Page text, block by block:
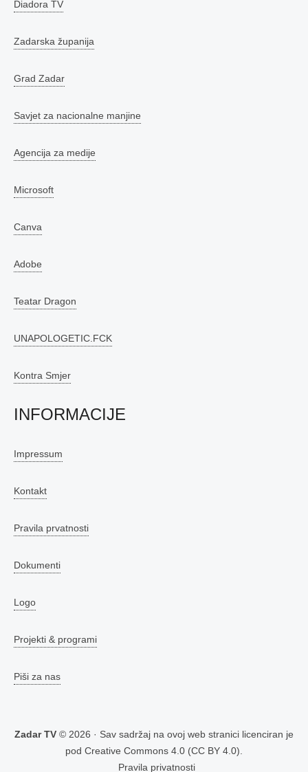
Diadora TV
Zadarska županija
Grad Zadar
Savjet za nacionalne manjine
Agencija za medije
Microsoft
Canva
Adobe
Teatar Dragon
UNAPOLOGETIC.FCK
Kontra Smjer
INFORMACIJE
Impressum
Kontakt
Pravila prvatnosti
Dokumenti
Logo
Projekti & programi
Piši za nas
Zadar TV © 2026 · Sav sadržaj na ovoj web stranici licenciran je
pod Creative Commons 4.0 (CC BY 4.0)
Pravila privatnosti